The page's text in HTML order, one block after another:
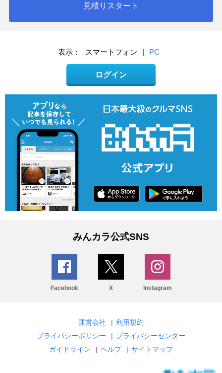
見積りスタート
表示： スマートフォン | PC
ログイン
みんカラ公式SNS
Facebook X Instagram
運営会社 | 利用規約
プライバシーポリシー
| プライバシーセンター
ガイドライン
| ヘルプ | サイトマップ